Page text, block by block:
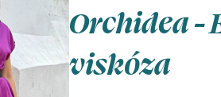
Orchidea -
viskóza